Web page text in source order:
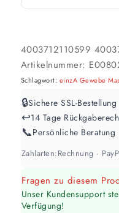
4003712110599
Artikelnummer:
Schlagwort: einzA Gewebe
🔒Sichere SSL-Bestellung
↩️14 Tage
📞Persönliche Beratung
Zahlarten:Rechnung ·
Fragen zu diesem
Unser Kundensupport
Verfügung!